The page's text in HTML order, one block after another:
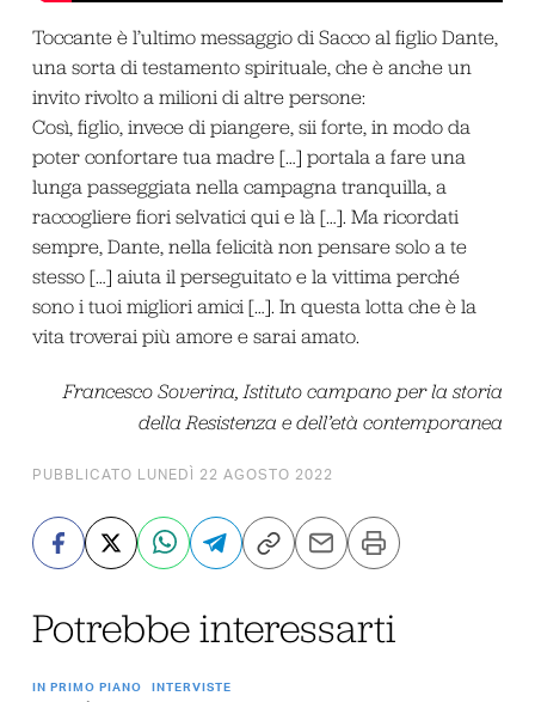
Toccante è l’ultimo messaggio di Sacco al figlio Dante,
una sorta di testamento spirituale, che è anche un
invito rivolto a milioni di altre persone:
Così, figlio, invece di piangere, sii forte, in modo da
poter confortare tua madre […] portala a fare una
lunga passeggiata nella campagna tranquilla, a
raccogliere fiori selvatici qui e là […]. Ma ricordati
sempre, Dante, nella felicità non pensare solo a te
stesso […] aiuta il perseguitato e la vittima perché
sono i tuoi migliori amici […]. In questa lotta che è la
vita troverai più amore e sarai amato.
Francesco Soverina, Istituto campano per la storia
della Resistenza e dell’età contemporanea
PUBBLICATO LUNEDÌ 22 AGOSTO 2022
Potrebbe interessarti
IN PRIMO PIANO
INTERVISTE